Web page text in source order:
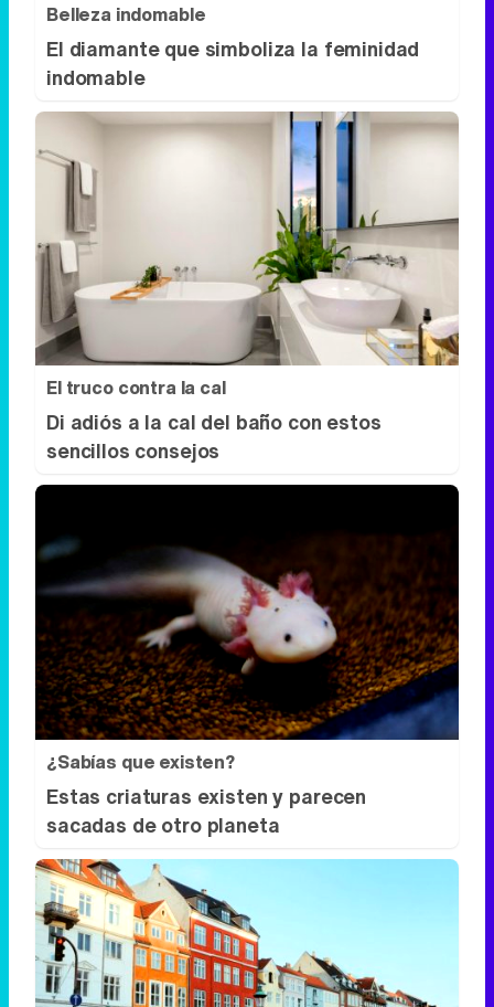
Belleza indomable
El diamante que simboliza la feminidad
indomable
El truco contra la cal
Di adiós a la cal del baño con estos
sencillos consejos
¿Sabías que existen?
Estas criaturas existen y parecen
sacadas de otro planeta